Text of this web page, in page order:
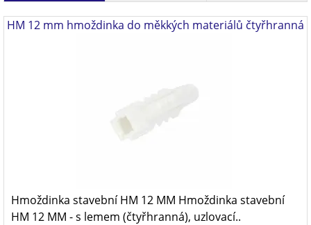
HM 12 mm hmoždinka do měkkých materiálů čtyřhranná
Hmoždinka stavební HM 12 MM Hmoždinka stavební
HM 12 MM - s lemem (čtyřhranná), uzlovací..